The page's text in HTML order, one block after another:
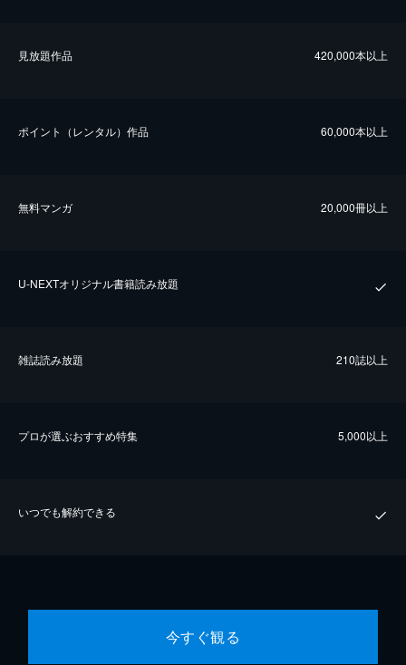
⾒放題作品 420,000本以上
ポイント（レンタル）作品 60,000本以上
無料マンガ 20,000冊以上
U-NEXTオリジナル書籍読み放題
雑誌読み放題 210誌以上
プロが選ぶおすすめ特集 5,000以上
いつでも解約できる
今すぐ観る